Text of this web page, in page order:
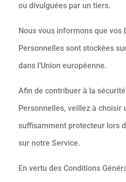
ou divulguées par un tiers.
Nous vous informons que vos
Personnelles sont stockées
dans l’Union européenne.
Afin de contribuer à la
Personnelles, veillez à choisir
suffisamment protecteur lors
sur notre Service.
En vertu des Conditions